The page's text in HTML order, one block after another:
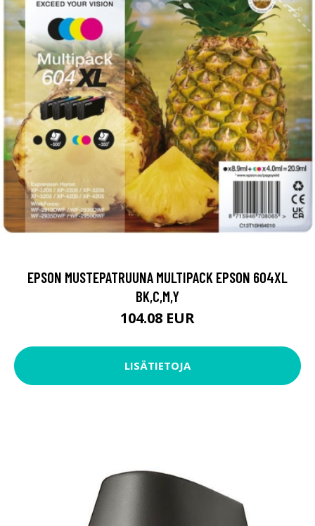
EPSON MUSTEPATRUUNA MULTIPACK EPSON 604XL
BK,C,M,Y
104.08 EUR
LISÄTIETOJA